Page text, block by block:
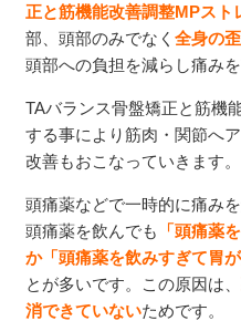
正と筋機能改善調整MPスト
部、頭部のみでなく全身の
頭部への負担を減らし痛みを
TAバランス骨盤矯正と筋機
する事により筋肉・関節へ
改善もおこなっていきます。
頭痛薬などで一時的に痛み
頭痛薬を飲んでも
「頭痛薬
か「頭痛薬を飲みすぎて胃が
とが多いです。この原因は、
消できていないためです。